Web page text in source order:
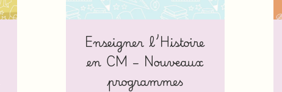
Enseigner l’Histoire
en CM – Nouveaux
programmes